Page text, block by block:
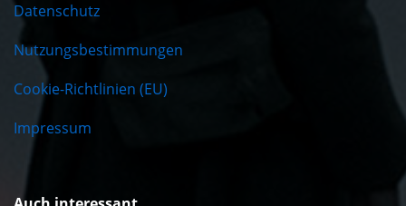
Datenschutz
Nutzungsbestimmungen
Cookie-Richtlinien (EU)
Impressum